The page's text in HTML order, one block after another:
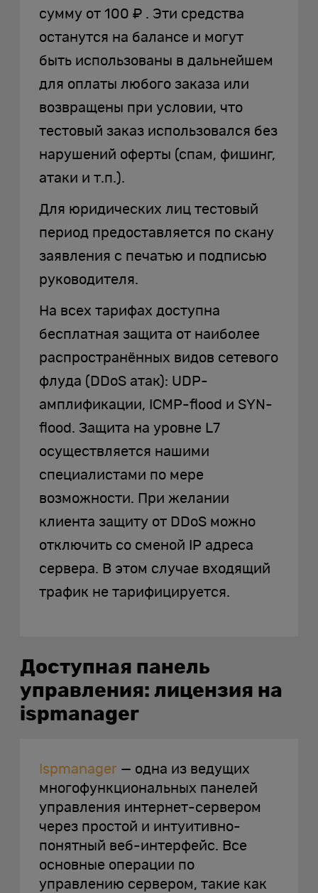
сумму от 100 ₽ . Эти средства
останутся на балансе и могут
быть использованы в дальнейшем
для оплаты любого заказа или
возвращены при условии, что
тестовый заказ использовался без
нарушений оферты (спам, фишинг,
атаки и т.п.).
Для юридических лиц тестовый
период предоставляется по скану
заявления с печатью и подписью
руководителя.
На всех тарифах доступна
бесплатная защита от наиболее
распространённых видов сетевого
флуда (DDoS атак): UDP-
амплификации, ICMP-flood и SYN-
flood. Защита на уровне L7
осуществляется нашими
специалистами по мере
возможности. При желании
клиента защиту от DDoS можно
отключить со сменой IP адреса
сервера. В этом случае входящий
трафик не тарифицируется.
Доступная панель
управления: лицензия на
ispmanager
Ispmanager — одна из ведущих
многофункциональных панелей
управления интернет-сервером
через простой и интуитивно-
понятный веб-интерфейс. Все
основные операции по
управлению сервером, такие как